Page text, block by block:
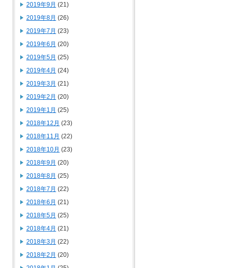
2019年9月 (21)
2019年8月 (26)
2019年7月 (23)
2019年6月 (20)
2019年5月 (25)
2019年4月 (24)
2019年3月 (21)
2019年2月 (20)
2019年1月 (25)
2018年12月 (23)
2018年11月 (22)
2018年10月 (23)
2018年9月 (20)
2018年8月 (25)
2018年7月 (22)
2018年6月 (21)
2018年5月 (25)
2018年4月 (21)
2018年3月 (22)
2018年2月 (20)